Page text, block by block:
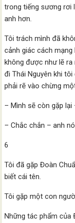
trong tiếng sương rơi
anh hơn.
Tôi trách mình đã
cảnh giác cách
không được như lẽ
đi Thái Nguyên khi
phải rẽ vào chừng
– Mình sẽ còn gặp lại
– Chắc chắn – anh
6
Tôi đã gặp Đoàn
biết cái tên.
Tôi gặp một con
Những tác phẩm của